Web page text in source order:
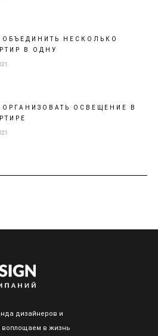
ОБЪЕДИНИТЬ НЕСКОЛЬКО
В ОДНУ
ОРГАНИЗОВАТЬ ОСВЕЩЕНИЕ В
дизайнеров и
воплощаем в жизнь